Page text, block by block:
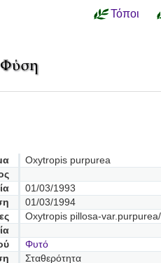
Τόποι
Oxytropis purpurea
01/03/1993
01/03/1994
Oxytropis pillosa-
Φυτό
Σταθερότητα